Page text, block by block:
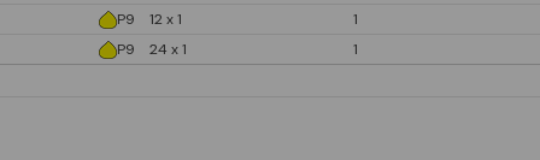
P9 12 x 1 1
P9 24 x 1 1